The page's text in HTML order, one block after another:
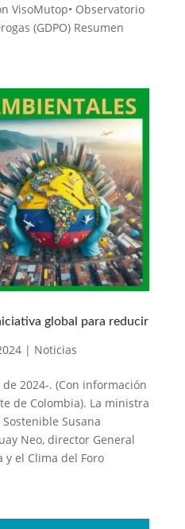
VisoMutop• Observatorio
(GDPO) Resumen
global para reducir
| Noticias
2024-. (Con información
de Colombia). La ministra
Susana
Neo, director General
y el Clima del Foro